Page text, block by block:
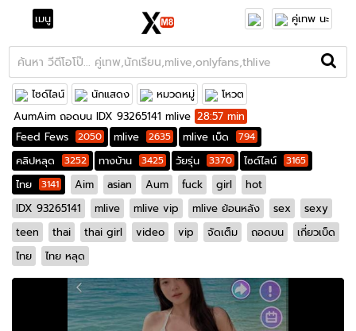
เมนู คู่เทพ นะ
ไซด์ไลน์ นักแสดง หมวดหมู่
โหวต
AumAim ถอดบน IDX 93265141 mlive 28:57 min
Feed Fews
2050 mlive 2635 mlive เบ็ด 794
คลิปหลุด 3252 ทางบ้าน 3425 วัยรุ่น 3370 ไซด์ไลน์ 3165
ไทย 3141 Aim asian Aum fuck girl
hot
IDX 93265141
mlive mlive vip mlive ย้อนหลัง sex
sexy
teen
thai thai girl video vip จัดเต็ม ถอดบน
เกี่ยวเบ็ด
ไทย
ไทย หลุด